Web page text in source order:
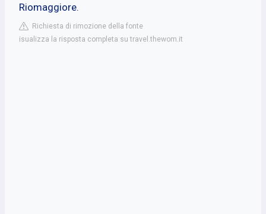
Riomaggiore.
Richiesta di rimozione della fonte
isualizza la risposta completa su travel.thewom.it